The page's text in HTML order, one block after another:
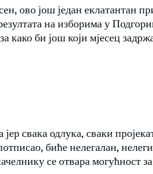
ово још један еклатантан
на изборима у
како би још који мјесец
свака одлука, сваки
биће нелегалан,
се отвара могућност